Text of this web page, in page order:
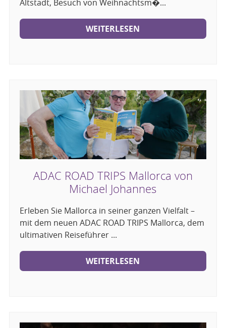
Altstadt, Besuch von Weihnachtsm�...
WEITERLESEN
ADAC ROAD TRIPS Mallorca von
Michael Johannes
Erleben Sie Mallorca in seiner ganzen Vielfalt –
mit dem neuen ADAC ROAD TRIPS Mallorca, dem
ultimativen Reiseführer ...
WEITERLESEN